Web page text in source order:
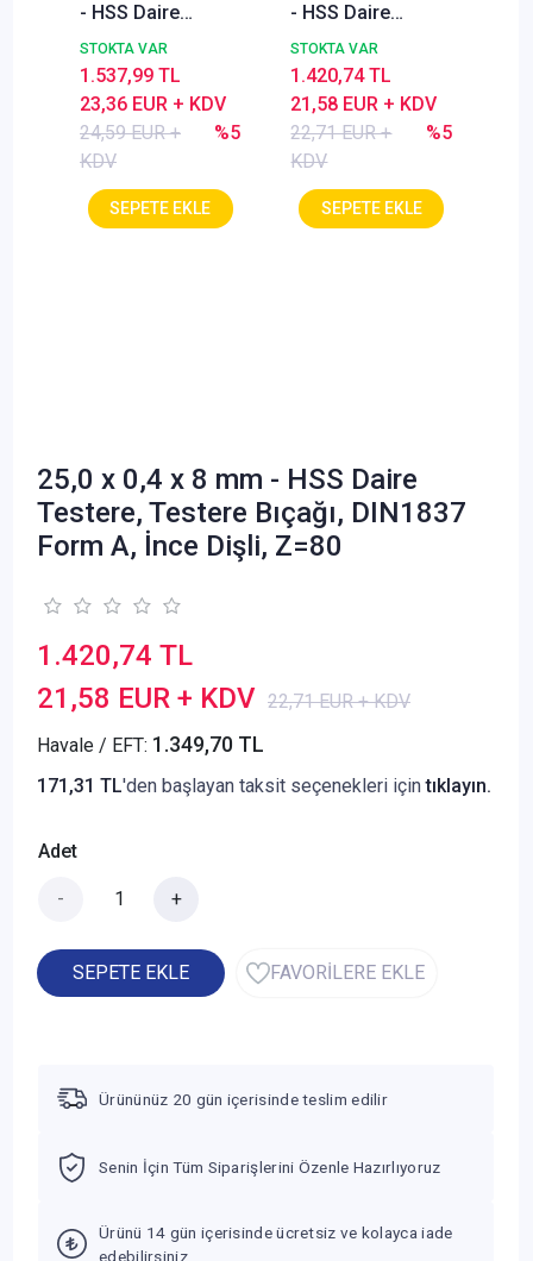
- HSS Daire
Testere, Testere
Bıçağı, DIN1837
Form A, İnce Dişli,
Z=80
STOKTA VAR
24,59 EUR +
KDV
%5
23,36 EUR + KDV
1.537,99 TL
- HSS Daire
Testere, Testere
Bıçağı, DIN1837
Form A, İnce Dişli,
Z=80
STOKTA VAR
22,71 EUR +
KDV
%5
21,58 EUR + KDV
1.420,74 TL
25,0 x 0,4 x 8 mm - HSS Daire
Testere, Testere Bıçağı, DIN1837
Form A, İnce Dişli, Z=80
1.420,74 TL
21,58 EUR + KDV 22,71 EUR + KDV
Havale / EFT: 1.349,70 TL
171,31 TL'den başlayan taksit seçenekleri içintıklayın.
Adet
- +
SEPETE EKLE FAVORİLERE EKLE
Ürününüz 20 gün içerisinde teslim edilir
Senin İçin Tüm Siparişlerini Özenle Hazırlıyoruz
Ürünü 14 gün içerisinde ücretsiz ve kolayca iade
edebilirsiniz.